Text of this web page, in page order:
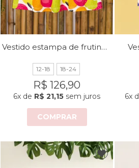
Vestido estampa de frutinhas com detalhe de amarração nas costas
12-18 18-24
R$ 126,90
6x de R$ 21,15 sem juros
COMPRAR
6x